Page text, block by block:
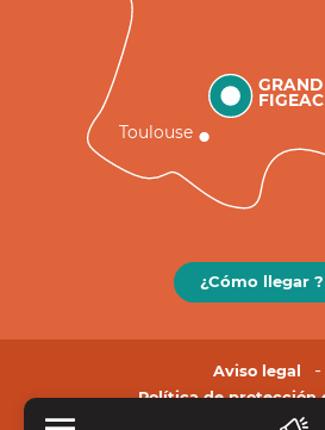
GRAND
FIGEAC
Toulouse
¿Cómo llegar
Aviso legal
Política de protección